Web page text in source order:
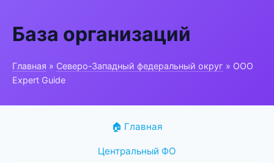
База организаций
Главная » Северо-Западный федеральный округ » ООО
Expert Guide
🏠 Главная
Центральный ФО